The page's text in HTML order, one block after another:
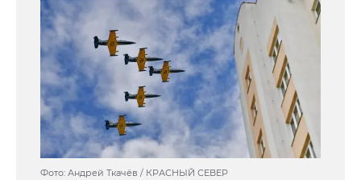
Фото: Андрей Ткачёв / КРАСНЫЙ СЕВЕР